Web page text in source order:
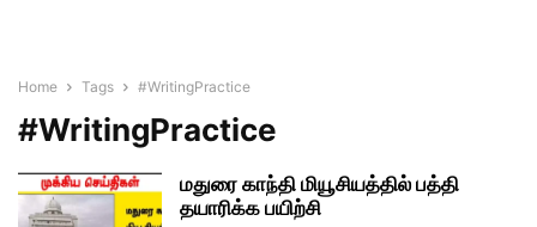
Home Tags #WritingPractice
#WritingPractice
மதுரை காந்தி மியூசியத்தில் பத்தி
தயாரிக்க பயிற்சி